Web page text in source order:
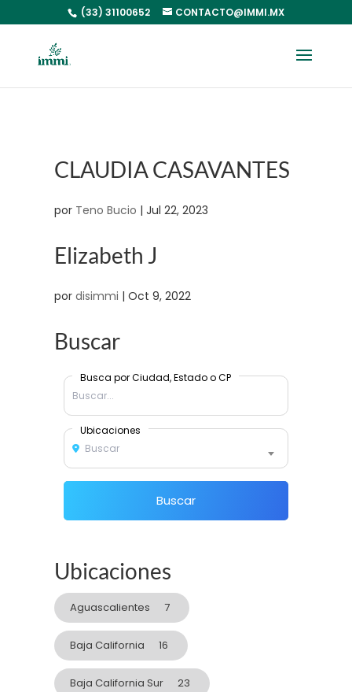
(33) 31100652 CONTACTO@IMMI.MX
CLAUDIA CASAVANTES
por Teno Bucio | Jul 22, 2023
Elizabeth J
por disimmi | Oct 9, 2022
Buscar
Busca por Ciudad, Estado o CP
Ubicaciones
Buscar
Buscar
Ubicaciones
Aguascalientes 7
Baja California 16
Baja California Sur 23